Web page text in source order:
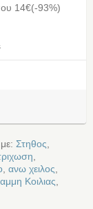
14€(-93%)
Στηθος
ανω χειλος
Κοιλιας